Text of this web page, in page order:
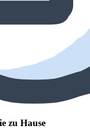
zu Hause